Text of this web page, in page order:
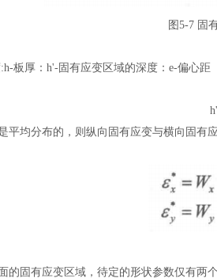
图 5-7 固
板厚 ： h'-固有应变区域的深度 ： e-偏心距
平均分布的，则纵向固有应变与横向固有
的固有应变区域，待定的形状参数仅有两